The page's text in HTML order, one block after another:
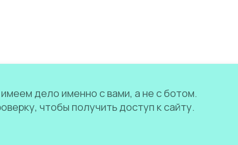
дело именно с вами, а не с ботом.
чтобы получить доступ к сайту.